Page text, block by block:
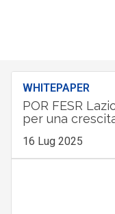
WHITEPAPER
POR FESR
per una
16 Lug 2025